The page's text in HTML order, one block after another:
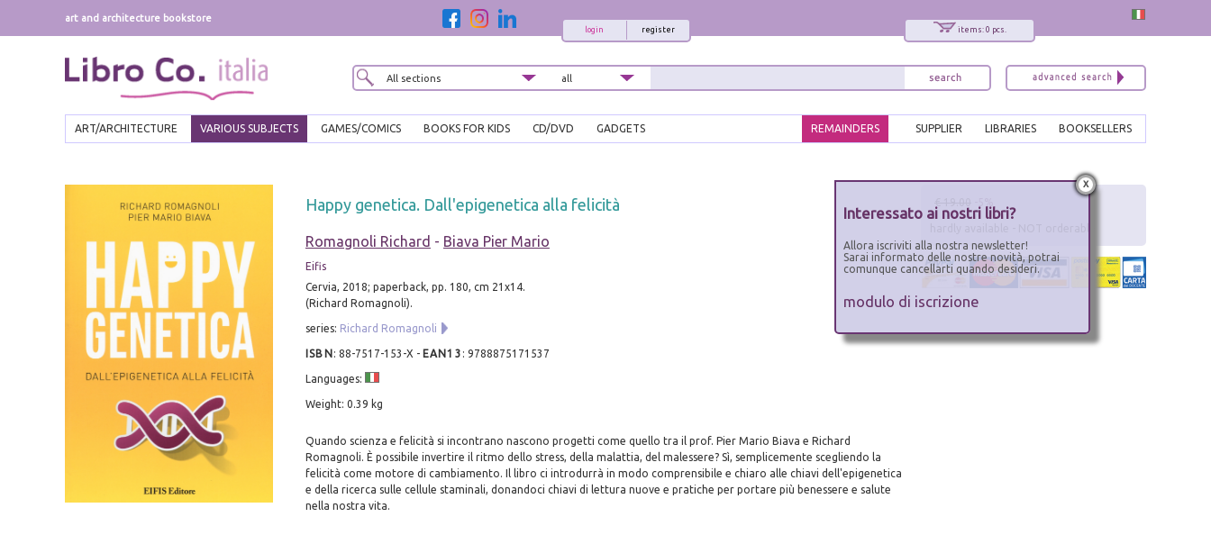
art and architecture bookstore
items: 0 pcs.
register
login
ART/ARCHITECTURE VARIOUS SUBJECTS GAMES/COMICS BOOKS FOR KIDS CD/DVD GADGETS BOOKSELLERS
LIBRARIES
SUPPLIER
REMAINDERS
Happy genetica. Dall'epigenetica alla felicità
Romagnoli Richard - Biava Pier Mario
Eifis
Cervia, 2018; paperback, pp. 180, cm 21x14.
(Richard Romagnoli).
series: Richard Romagnoli
ISBN : 88-7517-153-X - EAN13 : 9788875171537
Languages:
Weight: 0.39 kg
Quando scienza e felicità si incontrano nascono progetti come quello tra il prof. Pier Mario Biava e Richard
Romagnoli. È possibile invertire il ritmo dello stress, della malattia, del malessere? Sì, semplicemente scegliendo la
felicità come motore di cambiamento. Il libro ci introdurrà in modo comprensibile e chiaro alle chiavi dell'epigenetica
e della ricerca sulle cellule staminali, donandoci chiavi di lettura nuove e pratiche per portare più benessere e salute
nella nostra vita.
x
Interessato ai nostri libri?
Allora iscriviti alla nostra newsletter!
Sarai informato delle nostre novità, potrai
comunque cancellarti quando desideri.
modulo di iscrizione